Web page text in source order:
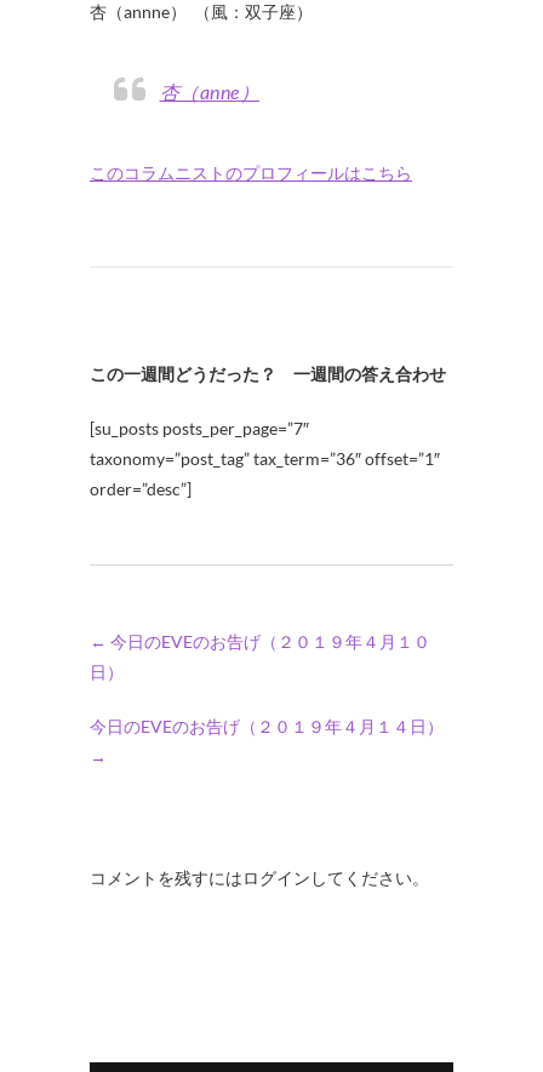
杏（annne） （風：双子座）
杏（anne）
このコラムニストのプロフィールはこちら
この一週間どうだった？ 一週間の答え合わせ
[su_posts posts_per_page=”7″
taxonomy=”post_tag” tax_term=”36″ offset=”1″
order=”desc”]
← 今日のEVEのお告げ（２０１９年４月１０
日）
今日のEVEのお告げ（２０１９年４月１４日）
→
コメントを残すにはログインしてください。